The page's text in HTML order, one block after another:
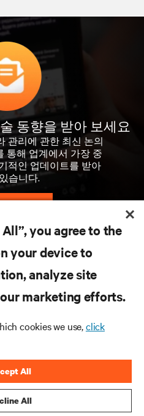
동향을 받아 보세요
관리에 관한 최신 논의
통해 업계에서 가장 중
적인 업데이트를 받아
습니다.
you agree to the
your device to
analyze site
marketing efforts.
cookies we use,click
All
All